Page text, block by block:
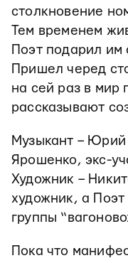
столкновение
Тем временем
Поэт подарил им
Пришел черед
на сей раз в мир
рассказывают
Музыкант – Юрий
Ярошенко, экс-
Художник –
художник, а
группы
Пока что